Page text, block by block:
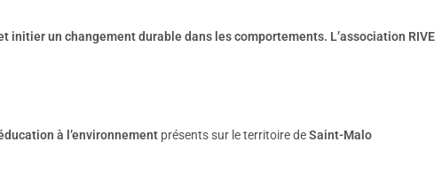
initier un changement durable dans les comportements. L’association RIVE
à l’environnement présents sur le territoire deSaint-Malo